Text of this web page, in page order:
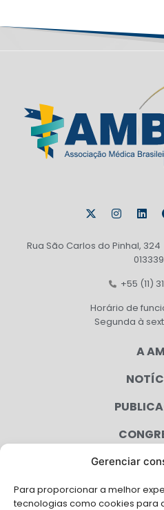
Gerenciar
Para proporcionar a melhor
tecnologias como cookies para
Rua São Carlos do Pinhal,
+55 (11)
Horário de
Segunda à
A